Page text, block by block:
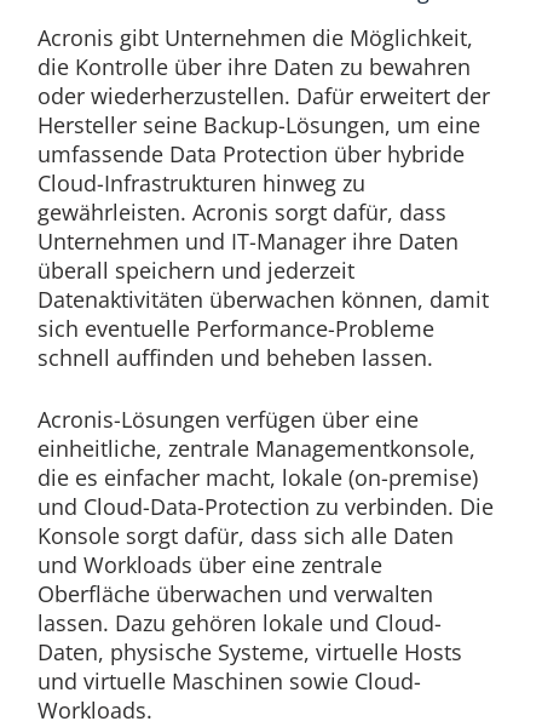
Acronis gibt Unternehmen die Möglichkeit,
die Kontrolle über ihre Daten zu bewahren
oder wiederherzustellen. Dafür erweitert der
Hersteller seine Backup-Lösungen, um eine
umfassende Data Protection über hybride
Cloud-Infrastrukturen hinweg zu
gewährleisten. Acronis sorgt dafür, dass
Unternehmen und IT-Manager ihre Daten
überall speichern und jederzeit
Datenaktivitäten überwachen können, damit
sich eventuelle Performance-Probleme
schnell auffinden und beheben lassen.
Acronis-Lösungen verfügen über eine
einheitliche, zentrale Managementkonsole,
die es einfacher macht, lokale (on-premise)
und Cloud-Data-Protection zu verbinden. Die
Konsole sorgt dafür, dass sich alle Daten
und Workloads über eine zentrale
Oberfläche überwachen und verwalten
lassen. Dazu gehören lokale und Cloud-
Daten, physische Systeme, virtuelle Hosts
und virtuelle Maschinen sowie Cloud-
Workloads.